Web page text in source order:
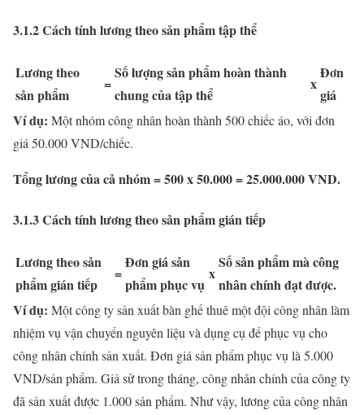
3.1.2 Cách tính lương theo sản phẩm tập thể
Lương theo
sản phẩm
=
Số lượng sản phẩm hoàn thành
chung của tập thể
x
Đơn
giá
Ví dụ: Một nhóm công nhân hoàn thành 500 chiếc áo, với đơn
giá 50.000 VND/chiếc.
Tổng lương của cả nhóm = 500 x 50.000 = 25.000.000 VND.
3.1.3 Cách tính lương theo sản phẩm gián tiếp
Lương theo sản
phẩm gián tiếp
=
Đơn giá sản
phẩm phục vụ
x
Số sản phẩm mà công
nhân chính đạt được.
Ví dụ: Một công ty sản xuất bàn ghế thuê một đội công nhân làm
nhiệm vụ vận chuyển nguyên liệu và dụng cụ để phục vụ cho
công nhân chính sản xuất. Đơn giá sản phẩm phục vụ là 5.000
VND/sản phẩm. Giả sử trong tháng, công nhân chính của công ty
đã sản xuất được 1.000 sản phẩm. Như vậy, lương của công nhân